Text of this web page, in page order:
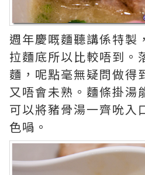
週年慶嘅麵聽講係特製
拉麵底所以比較唔到。
麵，呢點毫無疑問做得
又唔會未熟。麵條掛湯
可以將豬骨湯一齊吮入
色喎。